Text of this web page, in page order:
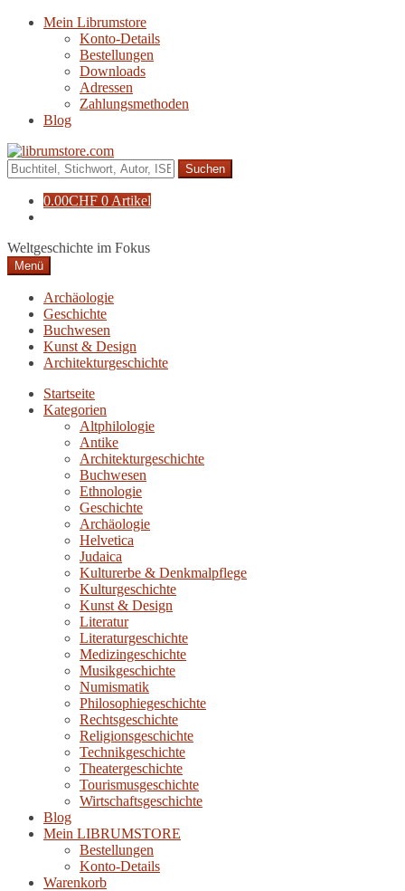
Navigation
Zum
Mein Librumstore
Konto-Details
Bestellungen
Downloads
Adressen
Zahlungsmethoden
Blog
Suche
nach:
0.00CHF 0 Artikel
Weltgeschichte im Fokus
Menü
Archäologie
Geschichte
Buchwesen
Kunst & Design
Architekturgeschichte
Startseite
Kategorien
Altphilologie
Antike
Architekturgeschichte
Buchwesen
Ethnologie
Geschichte
Archäologie
Helvetica
Judaica
Kulturerbe & Denkmalpflege
Kulturgeschichte
Kunst & Design
Literatur
Literaturgeschichte
Medizingeschichte
Musikgeschichte
Numismatik
Philosophiegeschichte
Rechtsgeschichte
Religionsgeschichte
Technikgeschichte
Theatergeschichte
Tourismusgeschichte
Wirtschaftsgeschichte
Blog
Mein LIBRUMSTORE
Bestellungen
Konto-Details
Warenkorb